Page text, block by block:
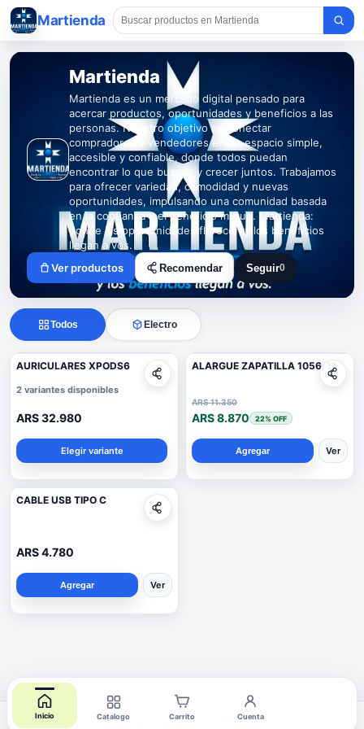
Martienda
Martienda
Martienda es un mercado digital pensado para
acercar productos, oportunidades y beneficios a las
personas. Nuestro objetivo es conectar
compradores y vendedores en un espacio simple,
accesible y confiable, donde todos puedan
encontrar lo que buscan y crecer juntos. Trabajamos
para ofrecer variedad, comodidad y nuevas
oportunidades, impulsando una comunidad basada
en la confianza y el beneficio mutuo. Martienda:
donde las oportunidades florecen y los beneficios
llegan a vos.
Ver productos
Recomendar Seguir0
Seguir a Martienda
Todos Electro
AURICULARES XPODS6
2 variantes disponibles
ARS 32.980
Elegir variante
ALARGUE ZAPATILLA 1056-11
ARS 11.350
ARS 8.870 22% OFF
Agregar Ver
CABLE USB TIPO C
ARS 4.780
Agregar Ver
Inicio Catalogo Carrito Cuenta
Tienda creada con COMBOX